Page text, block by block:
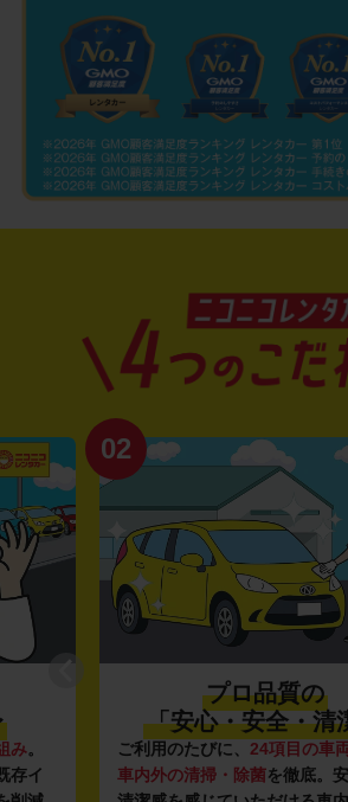
み。
存イ
02
プロ品質の
「安心・安全・清
ご利用のたびに、 24項目の車
車内外の清掃・除菌を徹底。